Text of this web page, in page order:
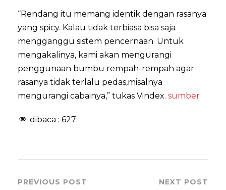
“Rendang itu memang identik dengan rasanya
yang spicy. Kalau tidak terbiasa bisa saja
mengganggu sistem pencernaan. Untuk
mengakalinya, kami akan mengurangi
penggunaan bumbu rempah-rempah agar
rasanya tidak terlalu pedas,misalnya
mengurangi cabainya,” tukas Vindex. sumber
dibaca : 627
PREVIOUS POST NEXT POST